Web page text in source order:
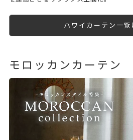
ハワイカーテン一覧
モロッカンカーテン